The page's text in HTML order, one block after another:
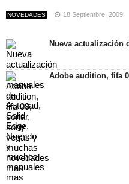
NOVEDADES 18 Septiembre, 2009
Nueva actualización
Adobe audition, fifa